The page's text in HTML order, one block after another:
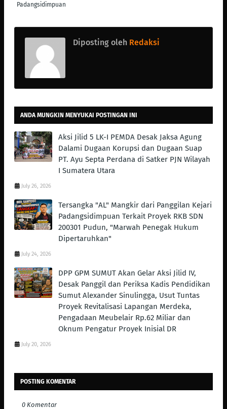
Padangsidimpuan
Diposting oleh Redaksi
ANDA MUNGKIN MENYUKAI POSTINGAN INI
Aksi Jilid 5 LK-I PEMDA Desak Jaksa Agung
Dalami Dugaan Korupsi dan Dugaan Suap
PT. Ayu Septa Perdana di Satker PJN Wilayah
I Sumatera Utara
July 26, 2026
Tersangka "AL" Mangkir dari Panggilan Kejari
Padangsidimpuan Terkait Proyek RKB SDN
200301 Pudun, "Marwah Penegak Hukum
Dipertaruhkan"
July 24, 2026
DPP GPM SUMUT Akan Gelar Aksi Jilid IV,
Desak Panggil dan Periksa Kadis Pendidikan
Sumut Alexander Sinulingga, Usut Tuntas
Proyek Revitalisasi Lapangan Merdeka,
Pengadaan Meubelair Rp.62 Miliar dan
Oknum Pengatur Proyek Inisial DR
July 20, 2026
POSTING KOMENTAR
0 Komentar